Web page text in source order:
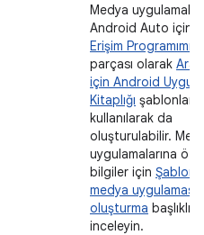
Medya
Android Auto için
Erişim
parçası olarak
için Android
Kitaplığı şablonları
kullanılarak da
oluşturulabilir.
uygulamalarına
bilgiler için
medya uygulaması
oluşturma başlıklı
inceleyin.